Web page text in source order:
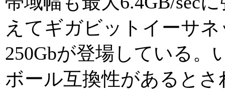
えてギガビットイーサ
250Gbが登場している。
ボール互換性があると